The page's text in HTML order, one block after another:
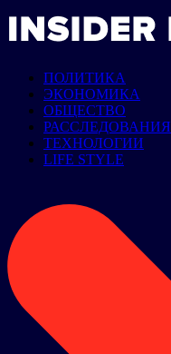
ПОЛИТИКА
ЭКОНОМИКА
ОБЩЕСТВО
РАССЛЕДОВАНИЯ
ТЕХНОЛОГИИ
LIFE STYLE